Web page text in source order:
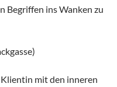
Begriffen ins Wanken zu
mit den inneren